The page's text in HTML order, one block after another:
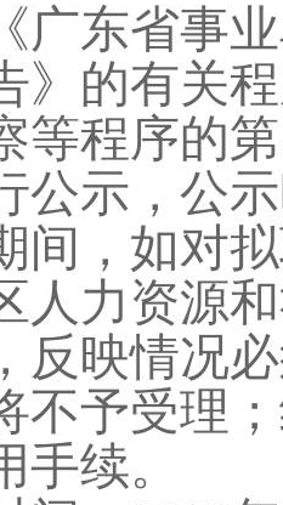
东省事业
》的有关
等程序的
公示，公
，如对拟
人力资源
反映情况
不予受理
手续。